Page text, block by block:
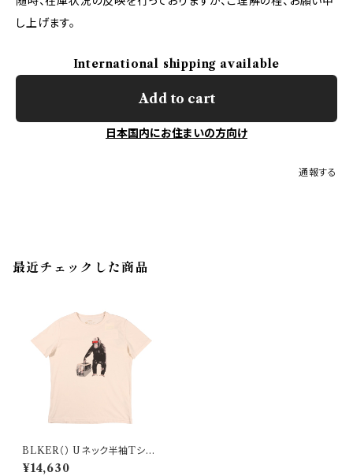
し上げます。
International shipping available
Add to cart
日本国内にお住まいの方向け
通報する
最近チェックした商品
BLKER（） Uネック半袖Tシャ
ツ BLKER 30106
¥14,630